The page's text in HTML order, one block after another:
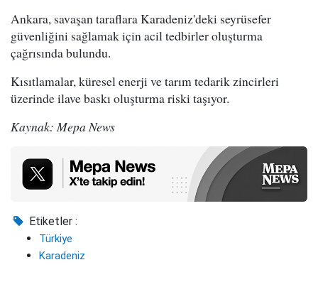
Ankara, savaşan taraflara Karadeniz'deki seyrüsefer
güvenliğini sağlamak için acil tedbirler oluşturma
çağrısında bulundu.
Kısıtlamalar, küresel enerji ve tarım tedarik zincirleri
üzerinde ilave baskı oluşturma riski taşıyor.
Kaynak: Mepa News
Etiketler :
Türkiye
Karadeniz